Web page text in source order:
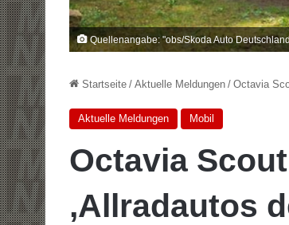
Quellenangabe: "obs/Skoda Auto
Startseite / Aktuelle Meldungen / Octavia
Aktuelle Meldungen Mobil
Octavia
,Allradautos